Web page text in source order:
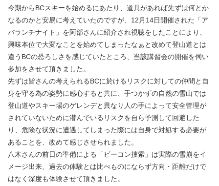
今期からBCスキーを始めるにあたり、道具があれば先ずは何とか
なるのかと安易に考えていたのですが、12月14日開催された「ア
バランチナイト」を阿部さんに紹介され視聴をしたことにより、
興味本位で大変なことを始めてしまったなぁと改めて登山道とは
違うBCの恐ろしさを感じていたところ、当該講習会の開催を伺い
参加をさせて頂きました。
先ずは皆さんの考えられるBCに於けるリスクに対しての仲間と自
身を守る為の姿勢に感心すると共に、手つかずの自然の雪山では
登山道やスキー場のゲレンデと異なり人の手によって安全管理が
されていないために潜んでいるリスクを自ら予測して回避した
り、危険な状況に遭遇してしまった際には自身で対処する必要が
あることを、改めて感じさせられました。
八木さんの前日の準備による「ビーコン捜索」は実際の雪崩をイ
メージ出来、過去の体験とは比べものにならず方向・距離だけで
はなく深度も体験させて頂きました。